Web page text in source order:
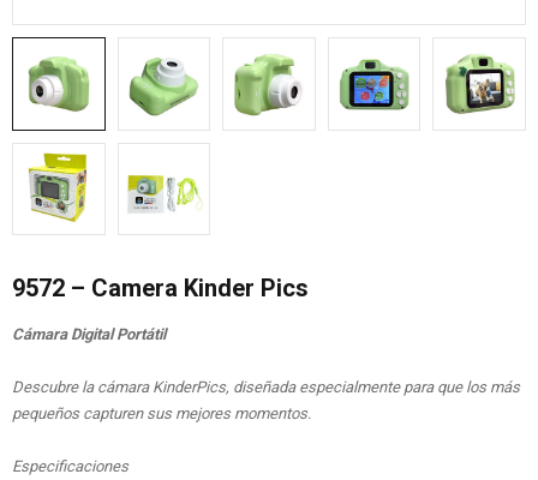
9572 – Camera Kinder Pics
Cámara Digital Portátil
Descubre la cámara KinderPics, diseñada especialmente para que los más
pequeños capturen sus mejores momentos.
Especificaciones